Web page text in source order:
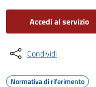
Accedi al servizio
Condividi
Normativa di riferimento